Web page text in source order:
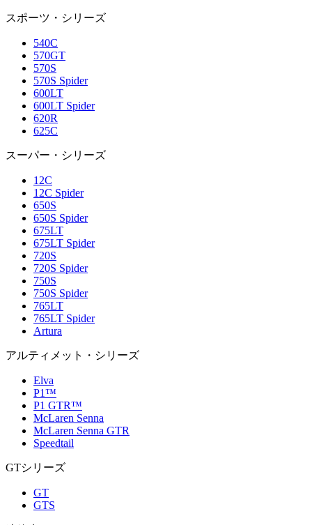
スポーツ・シリーズ
540C
570GT
570S
570S Spider
600LT
600LT Spider
620R
625C
スーパー・シリーズ
12C
12C Spider
650S
650S Spider
675LT
675LT Spider
720S
720S Spider
750S
750S Spider
765LT
765LT Spider
Artura
アルティメット・シリーズ
Elva
P1™
P1 GTR™
McLaren Senna
McLaren Senna GTR
Speedtail
GTシリーズ
GT
GTS